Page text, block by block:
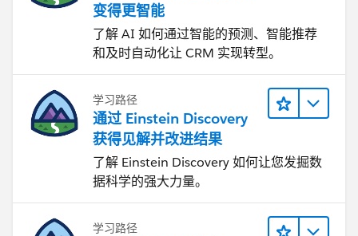
变得更智能
了解 AI 如何通过智能的预测、智能推荐
和及时自动化让 CRM 实现转型。
学习路径
通过 Einstein Discovery
获得见解并改进结果
了解 Einstein Discovery 如何让您发掘数
据科学的强大力量。
学习路径